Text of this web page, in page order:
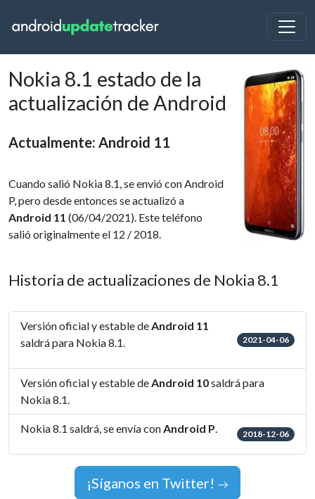
Nokia 8.1 estado de la
actualización de Android
Actualmente: Android 11
Cuando salió Nokia 8.1, se envió con Android
P, pero desde entonces se actualizó a
Android 11 (06/04/2021). Este teléfono
salió originalmente el 12 / 2018.
Historia de actualizaciones de Nokia 8.1
Versión oficial y estable deAndroid 11
saldrá para Nokia 8.1.
2021-04-06
Versión oficial y estable deAndroid 10saldrá para
Nokia 8.1.
Nokia 8.1 saldrá, se envía conAndroid P. 2018-12-06
¡Síganos en Twitter!